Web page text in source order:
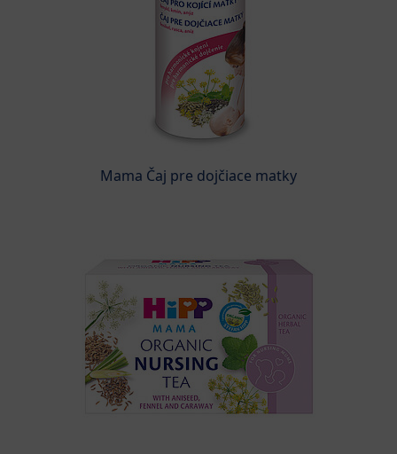
Mama Čaj pre dojčiace matky